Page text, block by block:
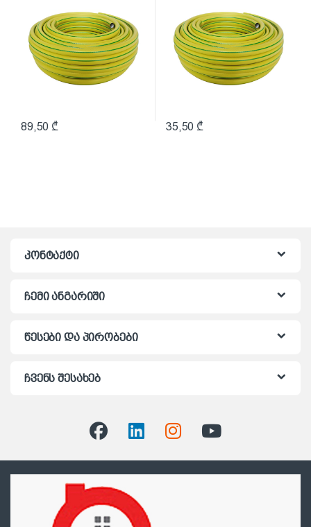
89,50 ₾ 35,50 ₾
კონტაქტი
ჩემი ანგარიში
წესები და პირობები
ჩვენს შესახებ